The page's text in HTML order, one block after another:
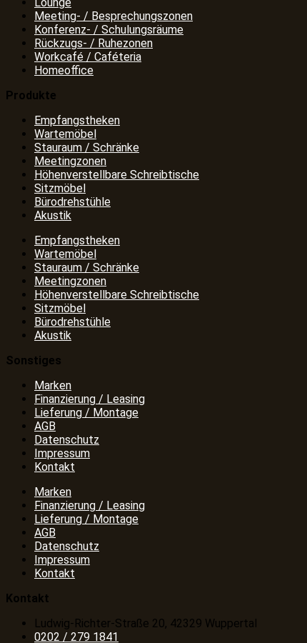
Meeting- / Besprechungszonen
Konferenz- / Schulungsräume
Rückzugs- / Ruhezonen
Workcafé / Caféteria
Homeoffice
Produkte
Empfangstheken
Wartemöbel
Stauraum / Schränke
Meetingzonen
Höhenverstellbare Schreibtische
Sitzmöbel
Bürodrehstühle
Akustik
Empfangstheken
Wartemöbel
Stauraum / Schränke
Meetingzonen
Höhenverstellbare Schreibtische
Sitzmöbel
Bürodrehstühle
Akustik
Sonstiges
Marken
Finanzierung / Leasing
Lieferung / Montage
AGB
Datenschutz
Impressum
Kontakt
Marken
Finanzierung / Leasing
Lieferung / Montage
AGB
Datenschutz
Impressum
Kontakt
Kontakt
Ludwig-Richter-Straße 20, 42329 Wuppertal
0202 / 279 1841